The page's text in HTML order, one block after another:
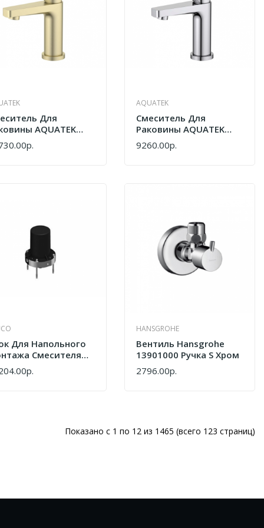
Для
AQUATEK
AQ1710BG
Шлифованное
AQUATEK
Cмеситель Для
Раковины AQUATEK
Лугано AQ1710CR Хром
9260.00р.
КУПИТЬ
Для Напольного
Смесителя
Ванны Keuco
11
HANSGROHE
Вентиль Hansgrohe
13901000 Ручка S Хром
2796.00р.
КУПИТЬ
Показано с 1 по 12 из 1465 (всего 123 страниц)